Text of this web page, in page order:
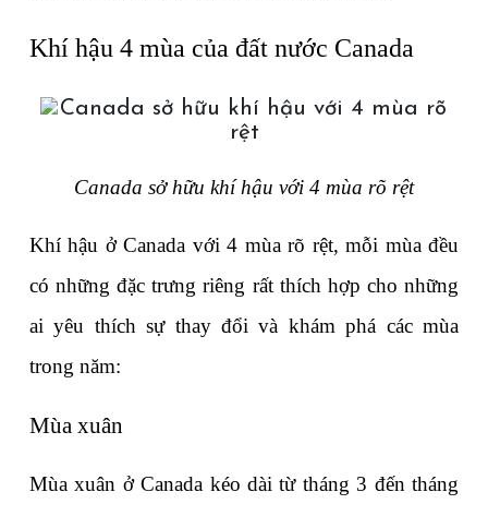
Khí hậu 4 mùa của đất nước Canada
Canada sở hữu khí hậu với 4 mùa rõ rệt
Khí hậu ở Canada với 4 mùa rõ rệt, mỗi mùa đều
có những đặc trưng riêng rất thích hợp cho những
ai yêu thích sự thay đổi và khám phá các mùa
trong năm:
Mùa xuân
Mùa xuân ở Canada kéo dài từ tháng 3 đến tháng